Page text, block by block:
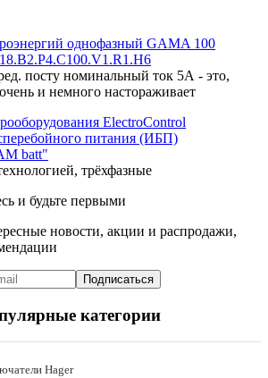
(Корея)
однофазный GAMA 100
посту номинальный ток 5А - это,
и немного настораживает
ElectroControl
питания (ИБП)
batt"
трёхфазные
и будьте первыми
новости, акции и распродажи,
Подписаться
категории
Hager